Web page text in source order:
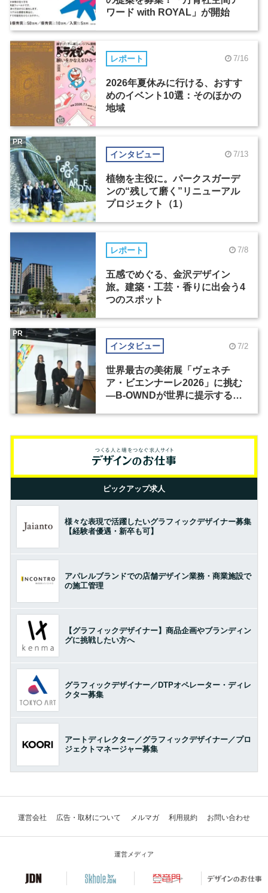
ワード with ROYAL」が開始
レポート 7/16
2026年夏休みに行ける、おすす
めのイベント10選：そのほかの
地域
インタビュー 7/13
植物を主役に。パークスガーデ
ンの“残して磨く”リニューアル
プロジェクト（1）
PR
レポート 7/8
五感でめぐる、金沢デザイン
旅。建築・工芸・香りに出会う4
つのスポット
インタビュー 7/2
世界最古の美術展「ヴェネチ
ア・ビエンナーレ2026」に挑む
―B-OWNDが世界に提示する美
PR
ピックアップ求人
様々な表現で活躍したいグラフィックデザイナー募集
【経験者優遇・新卒も可】
アパレルブランドでの店舗デザイン業務・商業施設で
の施工管理
【グラフィックデザイナー】商品企画やブランディン
グに挑戦したい方へ
グラフィックデザイナー／DTPオペレーター・ディレ
クター募集
アートディレクター／グラフィックデザイナー／プロ
ジェクトマネージャー募集
運営会社 広告・取材について メルマガ 利用規約 お問い合わせ
運営メディア